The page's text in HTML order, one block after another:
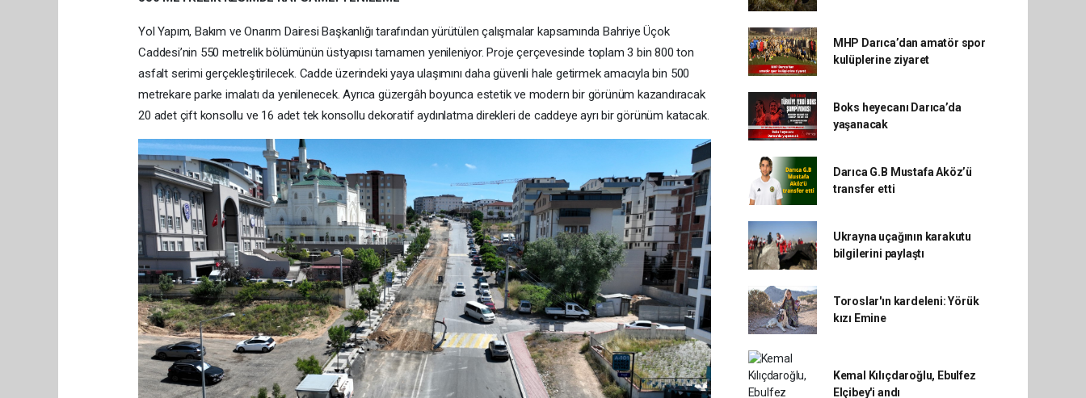
Yol Yapım, Bakım ve Onarım Dairesi Başkanlığı tarafından yürütülen çalışmalar kapsamında Bahriye Üçok
Caddesi’nin 550 metrelik bölümünün üstyapısı tamamen yenileniyor. Proje çerçevesinde toplam 3 bin 800 ton
asfalt serimi gerçekleştirilecek. Cadde üzerindeki yaya ulaşımını daha güvenli hale getirmek amacıyla bin 500
metrekare parke imalatı da yenilenecek. Ayrıca güzergâh boyunca estetik ve modern bir görünüm kazandıracak
20 adet çift konsollu ve 16 adet tek konsollu dekoratif aydınlatma direkleri de caddeye ayrı bir görünüm katacak.
MHP Darıca’dan amatör spor
kulüplerine ziyaret
Boks heyecanı Darıca’da
yaşanacak
Darıca G.B Mustafa Aköz’ü
transfer etti
Ukrayna uçağının karakutu
bilgilerini paylaştı
Toroslar'ın kardeleni: Yörük
kızı Emine
Kemal Kılıçdaroğlu, Ebulfez
Elçibey'i andı